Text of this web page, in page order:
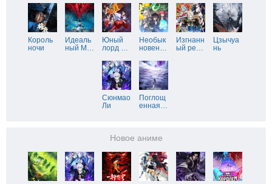
Король
ночи
Идеаль
ный М …
Юный
лорд …
Необык
новен…
Изгнанн
ый ре…
Цзычуа
нь
Сюнмао
Ли
Поглощ
енная…
Новое аниме